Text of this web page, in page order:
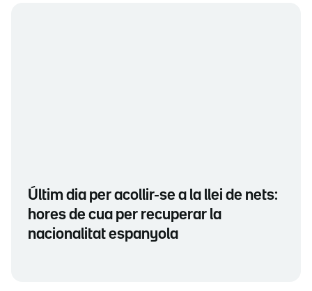
Últim dia per acollir-se a la llei de nets:
hores de cua per recuperar la
nacionalitat espanyola